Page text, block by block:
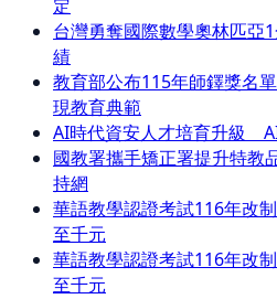
定
台灣勇奪國際數學奧林匹
績
教育部公布115年師鐸獎名
現教育典範
AI時代資安人才培育升級
國教署攜手矯正署提升特
持網
華語教學認證考試116年改
至千元
華語教學認證考試116年改
至千元